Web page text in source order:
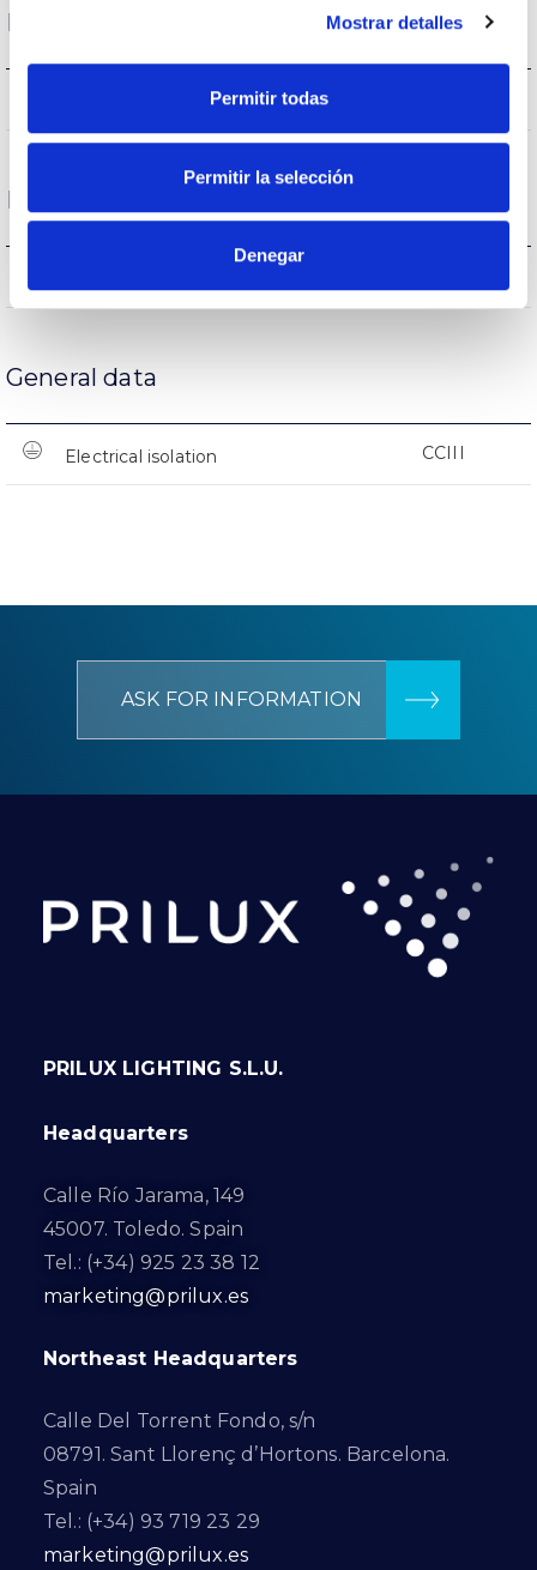
Mostrar detalles
Permitir todas
Permitir la selección
Denegar
Life
L70>50000h
Protections
General data
Electrical isolation CCIII
ASK FOR INFORMATION
PRILUX LIGHTING S.L.U.
Headquarters
Calle Río Jarama, 149
45007. Toledo. Spain
Tel.: (+34) 925 23 38 12
marketing@prilux.es
Northeast Headquarters
Calle Del Torrent Fondo, s/n
08791. Sant Llorenç d’Hortons. Barcelona.
Spain
Tel.: (+34) 93 719 23 29
marketing@prilux.es